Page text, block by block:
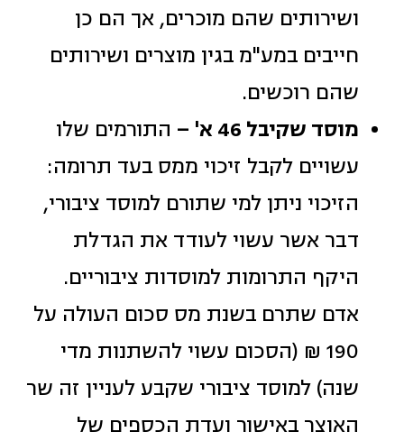
ושירותים שהם מוכרים, אך הם כן
חייבים במע"מ בגין מוצרים ושירותים
שהם רוכשים.
מוסד שקיבל 46 א' –
התורמים שלו
עשויים לקבל זיכוי ממס בעד תרומה:
הזיכוי ניתן למי שתורם למוסד ציבורי,
דבר אשר עשוי לעודד את הגדלת
היקף התרומות למוסדות ציבוריים.
אדם שתרם בשנת מס סכום העולה על
190 ₪ (הסכום עשוי להשתנות מדי
שנה) למוסד ציבורי שקבע לעניין זה שר
האוצר באישור ועדת הכספים של